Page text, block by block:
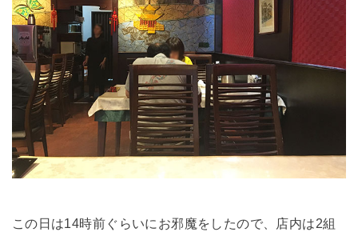
この日は14時前ぐらいにお邪魔をしたので、店内は2組